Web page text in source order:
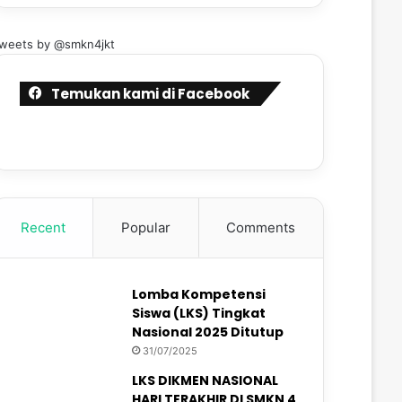
by @smkn4jkt
Temukan kami di Facebook
Recent Popular Comments
Lomba Kompetensi
Siswa (LKS) Tingkat
Nasional 2025 Ditutup
31/07/2025
LKS DIKMEN NASIONAL